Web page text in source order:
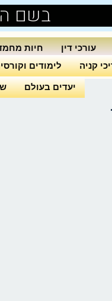
בשם
עורכי דין חיות
קניה
לימודים
יעדים בעולם